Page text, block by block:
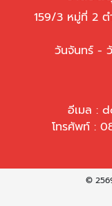
159/3 หมู่ที่ 2
วันจันทร์ -
อีเมล :
โทรศัพท์ :
©